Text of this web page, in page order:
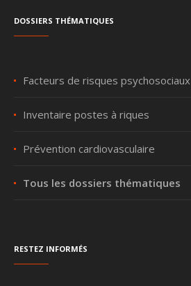
Dossiers thématiques
Facteurs de risques psychosociaux
Inventaire postes à riques
Prévention cardiovasculaire
Tous les dossiers thématiques
Restez informés